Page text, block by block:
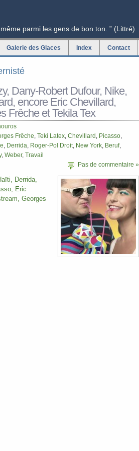
parmi les gens de bon ton. ” (Littré)
Galerie des Glaces Index Contact
Dany-Robert Dufour, Nike,
encore Eric Chevillard,
Frêche et Tekila Tex
Frêche, Teki Latex, Chevillard , Picasso,
, Derrida, Roger-Pol Droit, New York, Beruf,
, Weber, Travail
Pas de commentaire »
Derrida,
Eric
Georges